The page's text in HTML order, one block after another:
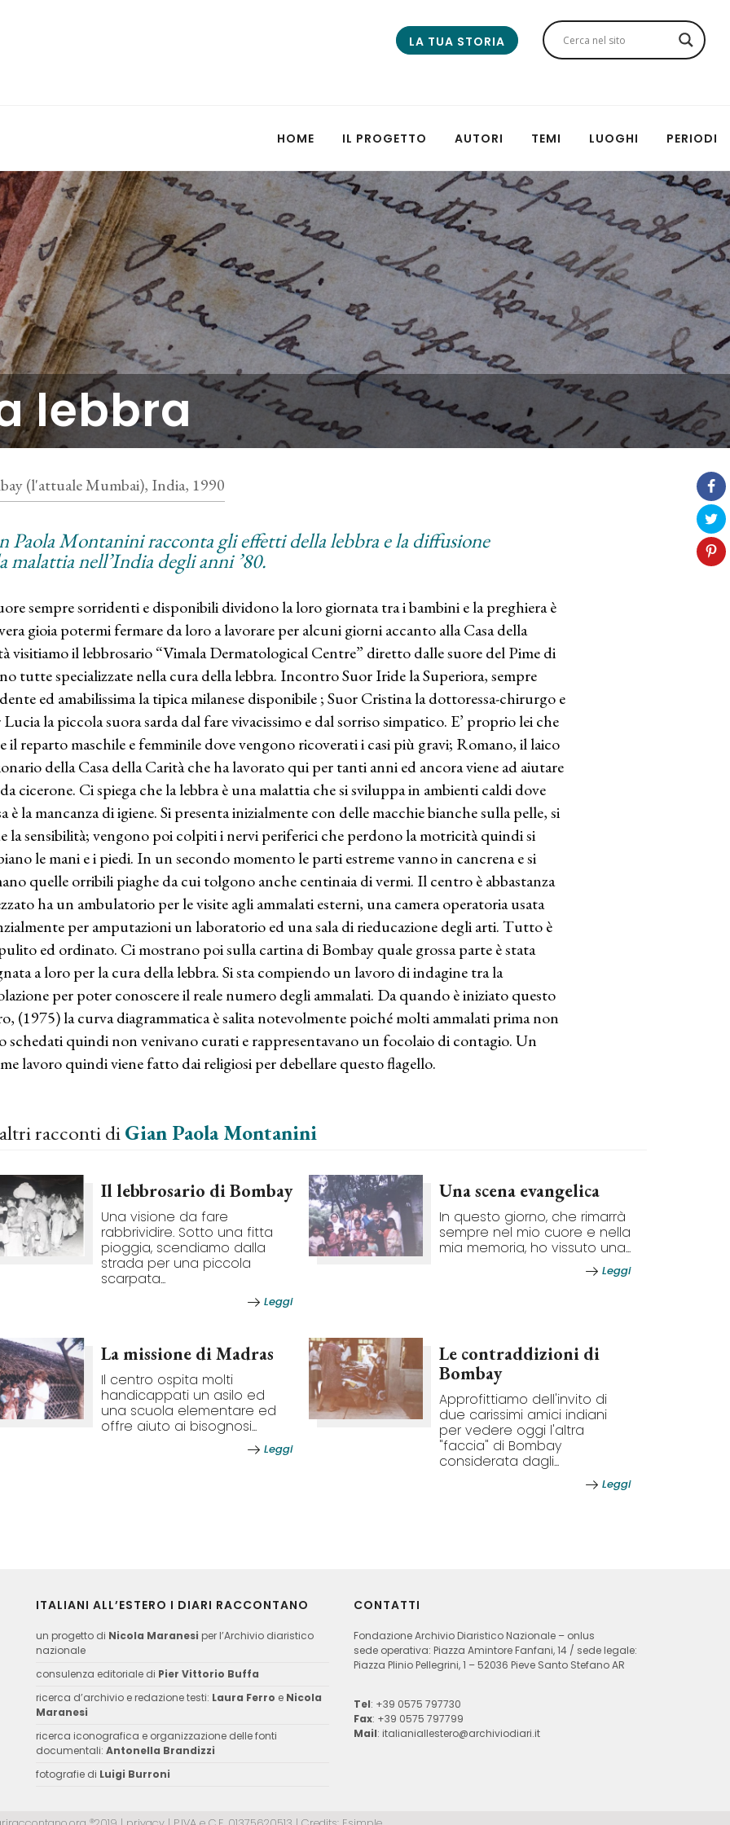
LA TUA STORIA
HOME IL PROGETTO AUTORI TEMI LUOGHI PERIODI
lebbra
(l'attuale Mumbai), India, 1990
Paola Montanini racconta gli effetti della lebbra e la diffusione
malattia nell’India degli anni ’80.
sempre sorridenti e disponibili dividono la loro giornata tra i bambini e la preghiera è
gioia potermi fermare da loro a lavorare per alcuni giorni accanto alla Casa della
visitiamo il lebbrosario “Vimala Dermatological Centre” diretto dalle suore del Pime di
tutte specializzate nella cura della lebbra. Incontro Suor Iride la Superiora, sempre
ed amabilissima la tipica milanese disponibile ; Suor Cristina la dottoressa-chirurgo e
la piccola suora sarda dal fare vivacissimo e dal sorriso simpatico. E’ proprio lei che
il reparto maschile e femminile dove vengono ricoverati i casi più gravi; Romano, il laico
della Casa della Carità che ha lavorato qui per tanti anni ed ancora viene ad aiutare
cicerone. Ci spiega che la lebbra è una malattia che si sviluppa in ambienti caldi dove
è la mancanza di igiene. Si presenta inizialmente con delle macchie bianche sulla pelle, si
la sensibilità; vengono poi colpiti i nervi periferici che perdono la motricità quindi si
le mani e i piedi. In un secondo momento le parti estreme vanno in cancrena e si
quelle orribili piaghe da cui tolgono anche centinaia di vermi. Il centro è abbastanza
ha un ambulatorio per le visite agli ammalati esterni, una camera operatoria usata
per amputazioni un laboratorio ed una sala di rieducazione degli arti. Tutto è
ed ordinato. Ci mostrano poi sulla cartina di Bombay quale grossa parte è stata
a loro per la cura della lebbra. Si sta compiendo un lavoro di indagine tra la
per poter conoscere il reale numero degli ammalati. Da quando è iniziato questo
(1975) la curva diagrammatica è salita notevolmente poiché molti ammalati prima non
schedati quindi non venivano curati e rappresentavano un focolaio di contagio. Un
lavoro quindi viene fatto dai religiosi per debellare questo flagello.
racconti diGian Paola Montanini
Il lebbrosario di Bombay
Una visione da fare
rabbrividire. Sotto una fitta
pioggia, scendiamo dalla
strada per una piccola
scarpata...
Leggi
Una scena evangelica
In questo giorno, che rimarrà
sempre nel mio cuore e nella
mia memoria, ho vissuto una...
Leggi
La missione di Madras
Il centro ospita molti
handicappati un asilo ed
una scuola elementare ed
offre aiuto ai bisognosi...
Leggi
Le contraddizioni di
Bombay
Approfittiamo dell'invito di
due carissimi amici indiani
per vedere oggi l'altra
"faccia" di Bombay
considerata dagli...
Leggi
ITALIANI ALL’ESTERO I DIARI RACCONTANO
un progetto di Nicola Maranesi per l’Archivio diaristico
nazionale
consulenza editoriale di Pier Vittorio Buffa
ricerca d’archivio e redazione testi: Laura Ferro e Nicola
Maranesi
ricerca iconografica e organizzazione delle fonti
documentali: Antonella Brandizzi
fotografie di Luigi Burroni
CONTATTI
Fondazione Archivio Diaristico Nazionale – onlus
sede operativa: Piazza Amintore Fanfani, 14 / sede legale:
Piazza Plinio Pellegrini, 1 – 52036 Pieve Santo Stefano AR
Tel: +39 0575 797730
Fax: +39 0575 797799
Mail: italianiallestero@archiviodiari.it